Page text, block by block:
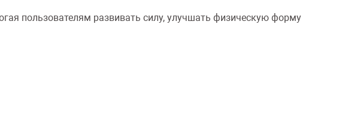
пользователям развивать силу, улучшать физическую форму